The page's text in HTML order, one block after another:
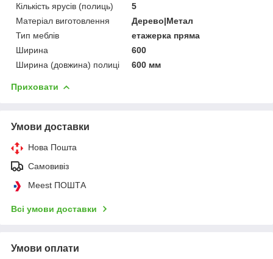
Кількість ярусів (полиць)
5
Матеріал виготовлення
Дерево|Метал
Тип меблів
етажерка пряма
Ширина
600
Ширина (довжина) полиці
600 мм
Приховати
Умови доставки
Нова Пошта
Самовивіз
Meest ПОШТА
Всі умови доставки
Умови оплати